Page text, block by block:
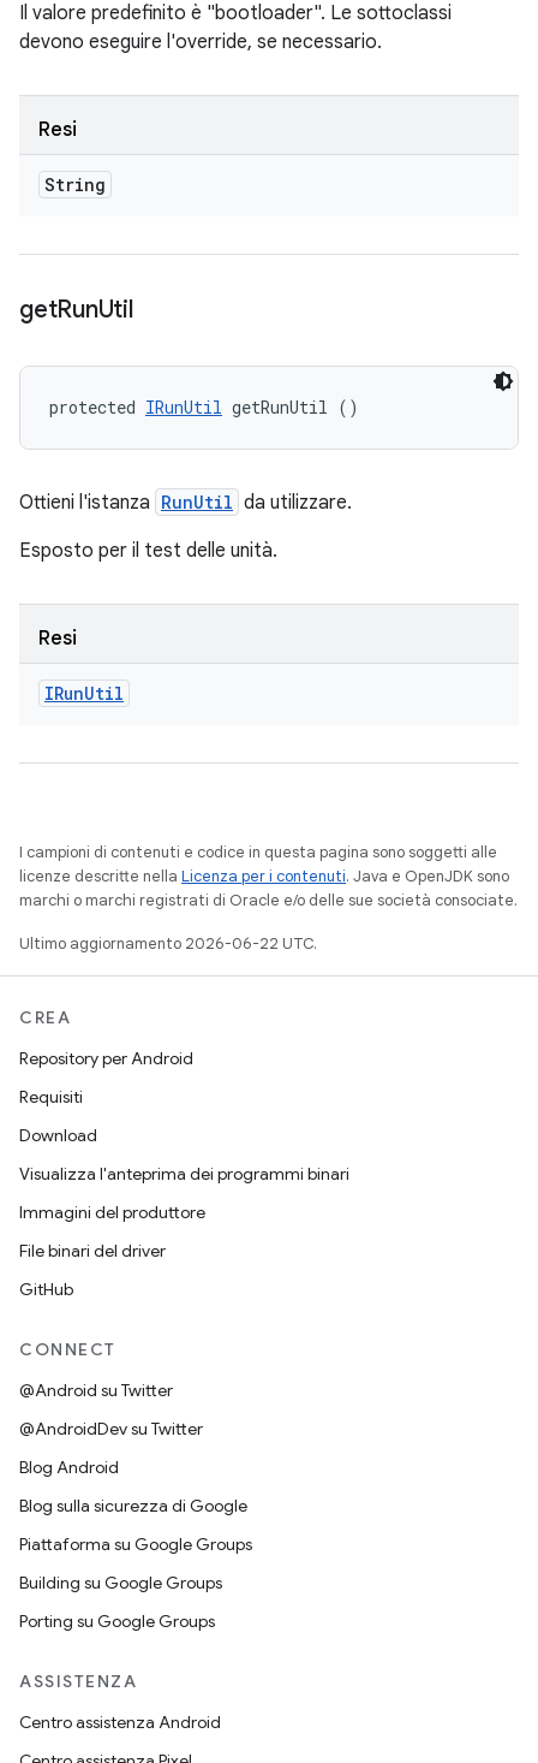
Il valore predefinito è "bootloader". Le sottoclassi
devono eseguire l'override, se necessario.
Resi
String
getRunUtil
protected IRunUtil getRunUtil ()
Ottieni l'istanza RunUtil da utilizzare.
Esposto per il test delle unità.
Resi
IRunUtil
I campioni di contenuti e codice in questa pagina sono soggetti alle
licenze descritte nella Licenza per i contenuti. Java e OpenJDK sono
marchi o marchi registrati di Oracle e/o delle sue società consociate.
Ultimo aggiornamento 2026-06-22 UTC.
CREA
Repository per Android
Requisiti
Download
Visualizza l'anteprima dei programmi binari
Immagini del produttore
File binari del driver
GitHub
CONNECT
@Android su Twitter
@AndroidDev su Twitter
Blog Android
Blog sulla sicurezza di Google
Piattaforma su Google Groups
Building su Google Groups
Porting su Google Groups
ASSISTENZA
Centro assistenza Android